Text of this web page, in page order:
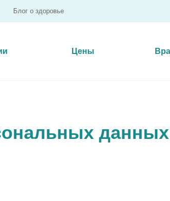
Блог о здоровье
Цены
данных